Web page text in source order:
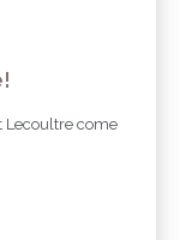
Lecoultre come